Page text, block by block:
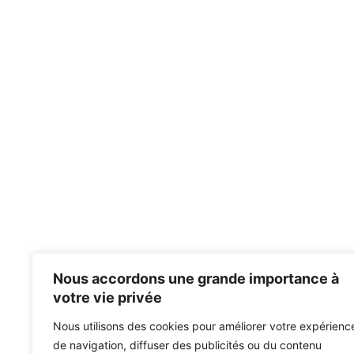
Nous accordons une grande importance à
votre vie privée
Nous utilisons des cookies pour améliorer votre
de navigation, diffuser des publicités ou du contenu